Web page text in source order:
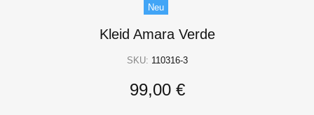
Neu
Kleid Amara Verde
SKU: 110316-3
99,00 €